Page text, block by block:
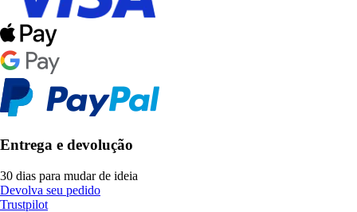
Entrega e devolução
30 dias para mudar de ideia
Devolva seu pedido
Trustpilot